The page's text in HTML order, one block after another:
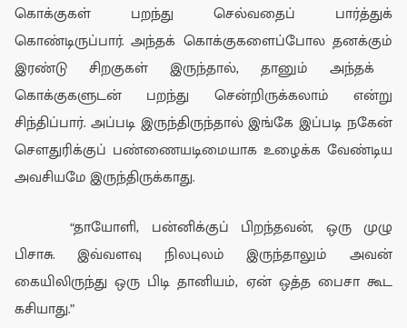
கொக்குகள் பறந்து செல்வதைப் பார்த்துக்
கொண்டிருப்பார். அந்தக் கொக்குகளைப்போலதனக்கும்
இரண்டு சிறகுகள் இருந்தால், தானும் அந்தக்
கொக்குகளுடன் பறந்து சென்றிருக்கலாம் என்று
சிந்திப்பார். அப்படி இருந்திருந்தால்இங்கே இப்படிநகேன்
சௌதுரிக்குப் பண்ணையடிமையாக உழைக்க வேண்டிய
அவசியமே இருந்திருக்காது.
“தாயோளி, பன்னிக்குப் பிறந்தவன், ஒரு முழு
பிசாசு. இவ்வளவு நிலபுலம் இருந்தாலும் அவன்
கையிலிருந்து ஒரு பிடி தானியம், ஏன் ஒத்த பைசா கூட
கசியாது.”